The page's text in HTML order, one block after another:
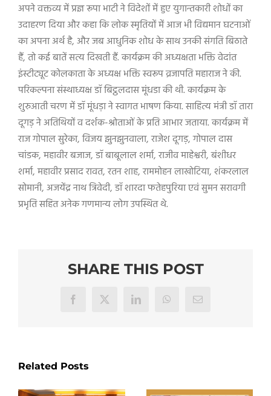
अपने वक्तव्य में प्रज्ञ रूपा भाटी ने विदेशों में हुए युगान्तकारी शोधों का
उदाहरण दिया और कहा कि लोक स्मृतियों में आज भी विद्यमान घटनाओं
का अपना अर्थ है, और जब आधुनिक शोध के साथ उनकी संगति बिठाते
हैं, तो कई बातें सत्य दिखती हैं. कार्यक्रम की अध्यक्षता भक्ति वेदांत
इंस्टीट्यूट कोलकाता के अध्यक्ष भक्ति स्वरूप व्रजापति महाराज ने की.
परिकल्पना संस्थाध्यक्ष डॉ बिट्ठलदास मूंधडा की थी. कार्यक्रम के
शुरुआती चरण में डॉ मूंधड़ा ने स्वागत भाषण किया. साहित्य मंत्री डॉ तारा
दूगड़ ने अतिथियों व दर्शक-श्रोताओं के प्रति आभार जताया. कार्यक्रम में
राज गोपाल सुरेका, विजय झुनझुनवाला, राजेश दूगड़, गोपाल दास
चांडक, महावीर बजाज, डॉ बाबूलाल शर्मा, राजीव माहेश्वरी, बंशीधर
शर्मा, महावीर प्रसाद रावत, रतन शाह, राममोहन लाखोटिया, शंकरलाल
सोमानी, अजयेंद्र नाथ त्रिवेदी, डॉ शारदा फतेहपुरिया एवं सुमन सरावगी
प्रभृति सहित अनेक गणमान्य लोग उपस्थित थे.
SHARE THIS POST
Facebook
X LinkedInWhatsAppEmail
Related Posts